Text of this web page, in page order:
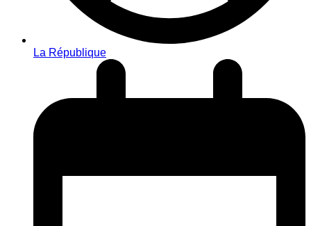
La République